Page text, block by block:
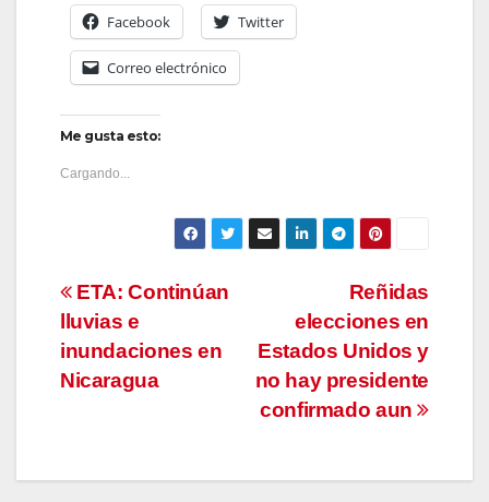
Facebook Twitter
Correo electrónico
Me gusta esto:
Cargando...
Navegación
de
entradas
Reñidas
elecciones en
Estados Unidos y
no hay presidente
confirmado aun
ETA: Continúan
lluvias e
inundaciones en
Nicaragua